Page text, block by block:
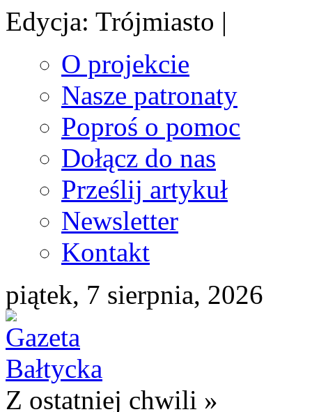
Edycja: Trójmiasto |
O projekcie
Nasze patronaty
Poproś o pomoc
Dołącz do nas
Prześlij artykuł
Newsletter
Kontakt
piątek, 7 sierpnia, 2026
Z ostatniej chwili »